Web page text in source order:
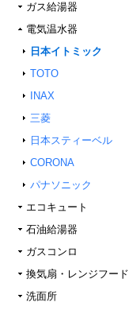
ガス給湯器
電気温水器
日本イトミック
TOTO
INAX
三菱
日本スティーベル
CORONA
パナソニック
エコキュート
石油給湯器
ガスコンロ
換気扇・レンジフード
洗面所